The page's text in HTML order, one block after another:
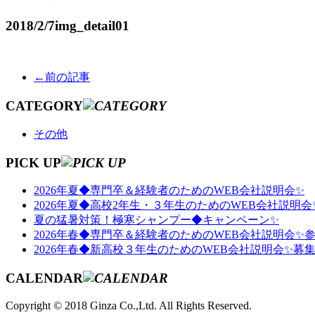
2018/2/7img_detail01
←前の記事
CATEGORY
その他
PICK UP
2026年夏◆専門卒＆経験者のためのWEB会社説明会✨
2026年夏◆高校2年生・３年生のためのWEB会社説明会
夏の猛暑対策！極寒シャンプー◆キャンペーン✨
2026年春◆専門卒＆経験者のためのWEB会社説明会✨
2026年春◆新高校３年生のためのWEB会社説明会✨募集
CALENDAR
Copyright © 2018 Ginza Co.,Ltd. All Rights Reserved.